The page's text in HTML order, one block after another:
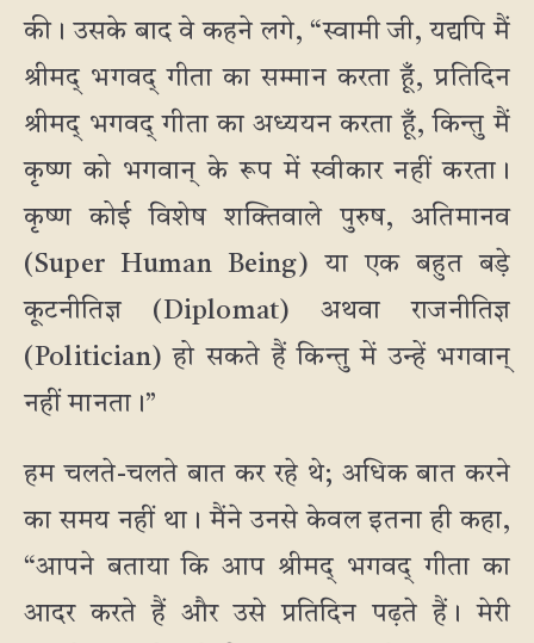
की। उसके बाद वे कहने लगे, “स्वामी जी, यद्यपि मैं
श्रीमद् भगवद् गीता का सम्मान करता हूँ, प्रतिदिन
श्रीमद् भगवद् गीता का अध्ययन करता हूँ, किन्तु मैं
कृष्ण को भगवान् के रूप में स्वीकार नहीं करता।
कृष्ण कोई विशेष शक्तिवाले पुरुष, अतिमानव
(Super Human Being) या एक बहुत बड़े
कूटनीतिज्ञ (Diplomat) अथवा राजनीतिज्ञ
(Politician) हो सकते हैं किन्तु में उन्हें भगवान्
नहीं मानता।”
हम चलते-चलते बात कर रहे थे; अधिक बात करने
का समय नहीं था। मैंने उनसे केवल इतना ही कहा,
“आपने बताया कि आप श्रीमद् भगवद् गीता का
आदर करते हैं और उसे प्रतिदिन पढ़ते हैं। मेरी